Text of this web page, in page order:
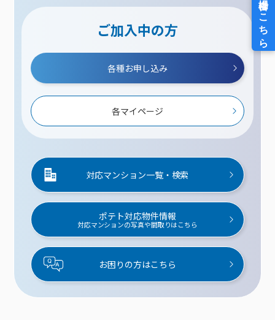
ご加入中の方
各種お申し込み
各マイページ
対応マンション一覧・検索
ポテト対応物件情報
対応マンションの写真や間取りはこちら
お困りの方はこちら